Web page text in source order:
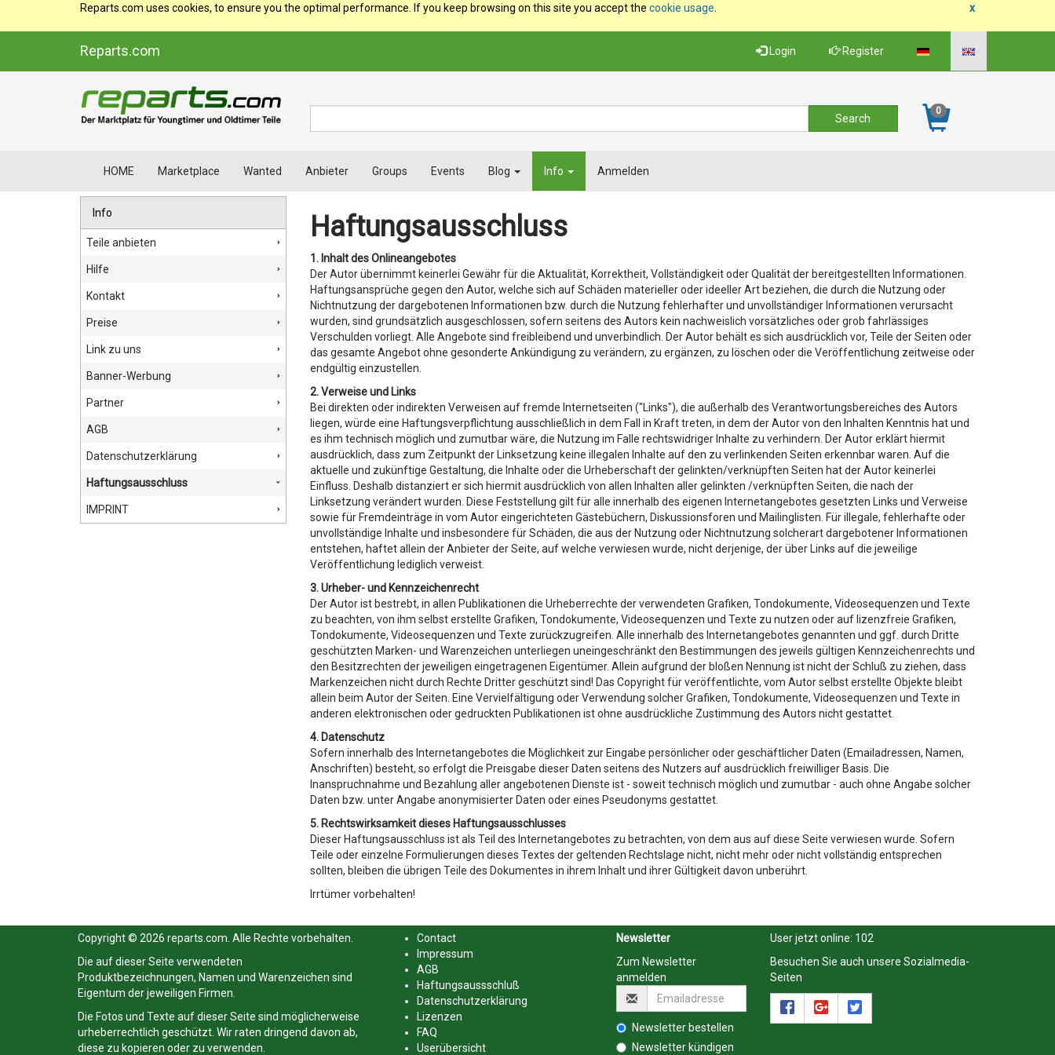
x
Reparts.com uses cookies, to ensure you the optimal performance. If you keep browsing on this site you accept the cookie usage
Reparts.com Login Register
0
HOME Marketplace Wanted Anbieter Groups Events Blog Info Anmelden
Haftungsausschluss
1. Inhalt des Onlineangebotes
Der Autor übernimmt keinerlei Gewähr für die Aktualität, Korrektheit, Vollständigkeit oder Qualität der bereitgestellten Informationen.
Haftungsansprüche gegen den Autor, welche sich auf Schäden materieller oder ideeller Art beziehen, die durch die Nutzung oder
Nichtnutzung der dargebotenen Informationen bzw. durch die Nutzung fehlerhafter und unvollständiger Informationen verursacht
wurden, sind grundsätzlich ausgeschlossen, sofern seitens des Autors kein nachweislich vorsätzliches oder grob fahrlässiges
Verschulden vorliegt. Alle Angebote sind freibleibend und unverbindlich. Der Autor behält es sich ausdrücklich vor, Teile der Seiten oder
das gesamte Angebot ohne gesonderte Ankündigung zu verändern, zu ergänzen, zu löschen oder die Veröffentlichung zeitweise oder
endgültig einzustellen.
2. Verweise und Links
Bei direkten oder indirekten Verweisen auf fremde Internetseiten ("Links"), die außerhalb des Verantwortungsbereiches des Autors
liegen, würde eine Haftungsverpflichtung ausschließlich in dem Fall in Kraft treten, in dem der Autor von den Inhalten Kenntnis hat und
es ihm technisch möglich und zumutbar wäre, die Nutzung im Falle rechtswidriger Inhalte zu verhindern. Der Autor erklärt hiermit
ausdrücklich, dass zum Zeitpunkt der Linksetzung keine illegalen Inhalte auf den zu verlinkenden Seiten erkennbar waren. Auf die
aktuelle und zukünftige Gestaltung, die Inhalte oder die Urheberschaft der gelinkten/verknüpften Seiten hat der Autor keinerlei
Einfluss. Deshalb distanziert er sich hiermit ausdrücklich von allen Inhalten aller gelinkten /verknüpften Seiten, die nach der
Linksetzung verändert wurden. Diese Feststellung gilt für alle innerhalb des eigenen Internetangebotes gesetzten Links und Verweise
sowie für Fremdeinträge in vom Autor eingerichteten Gästebüchern, Diskussionsforen und Mailinglisten. Für illegale, fehlerhafte oder
unvollständige Inhalte und insbesondere für Schäden, die aus der Nutzung oder Nichtnutzung solcherart dargebotener Informationen
entstehen, haftet allein der Anbieter der Seite, auf welche verwiesen wurde, nicht derjenige, der über Links auf die jeweilige
Veröffentlichung lediglich verweist.
3. Urheber- und Kennzeichenrecht
Der Autor ist bestrebt, in allen Publikationen die Urheberrechte der verwendeten Grafiken, Tondokumente, Videosequenzen und Texte
zu beachten, von ihm selbst erstellte Grafiken, Tondokumente, Videosequenzen und Texte zu nutzen oder auf lizenzfreie Grafiken,
Tondokumente, Videosequenzen und Texte zurückzugreifen. Alle innerhalb des Internetangebotes genannten und ggf. durch Dritte
geschützten Marken- und Warenzeichen unterliegen uneingeschränkt den Bestimmungen des jeweils gültigen Kennzeichenrechts und
den Besitzrechten der jeweiligen eingetragenen Eigentümer. Allein aufgrund der bloßen Nennung ist nicht der Schluß zu ziehen, dass
Markenzeichen nicht durch Rechte Dritter geschützt sind! Das Copyright für veröffentlichte, vom Autor selbst erstellte Objekte bleibt
allein beim Autor der Seiten. Eine Vervielfältigung oder Verwendung solcher Grafiken, Tondokumente, Videosequenzen und Texte in
anderen elektronischen oder gedruckten Publikationen ist ohne ausdrückliche Zustimmung des Autors nicht gestattet.
4. Datenschutz
Sofern innerhalb des Internetangebotes die Möglichkeit zur Eingabe persönlicher oder geschäftlicher Daten (Emailadressen, Namen,
Anschriften) besteht, so erfolgt die Preisgabe dieser Daten seitens des Nutzers auf ausdrücklich freiwilliger Basis. Die
Inanspruchnahme und Bezahlung aller angebotenen Dienste ist - soweit technisch möglich und zumutbar - auch ohne Angabe solcher
Daten bzw. unter Angabe anonymisierter Daten oder eines Pseudonyms gestattet.
5. Rechtswirksamkeit dieses Haftungsausschlusses
Dieser Haftungsausschluss ist als Teil des Internetangebotes zu betrachten, von dem aus auf diese Seite verwiesen wurde. Sofern
Teile oder einzelne Formulierungen dieses Textes der geltenden Rechtslage nicht, nicht mehr oder nicht vollständig entsprechen
sollten, bleiben die übrigen Teile des Dokumentes in ihrem Inhalt und ihrer Gültigkeit davon unberührt.
Irrtümer vorbehalten!
Info
Teile anbieten
Hilfe
Kontakt
Preise
Link zu uns
Banner-Werbung
Partner
AGB
Datenschutzerklärung
Haftungsausschluss
IMPRINT
Copyright © 2026 reparts.com. Alle Rechte vorbehalten.
Die auf dieser Seite verwendeten
Produktbezeichnungen, Namen und Warenzeichen sind
Eigentum der jeweiligen Firmen.
Die Fotos und Texte auf dieser Seite sind möglicherweise
urheberrechtlich geschützt. Wir raten dringend davon ab,
diese zu kopieren oder zu verwenden.
Contact
Impressum
AGB
Haftungsaussschluß
Datenschutzerklärung
Lizenzen
FAQ
Userübersicht
Newsletter
Zum Newsletter
anmelden
Newsletter bestellen
Newsletter kündigen
User jetzt online: 102
Besuchen Sie auch unsere Sozialmedia-
Seiten